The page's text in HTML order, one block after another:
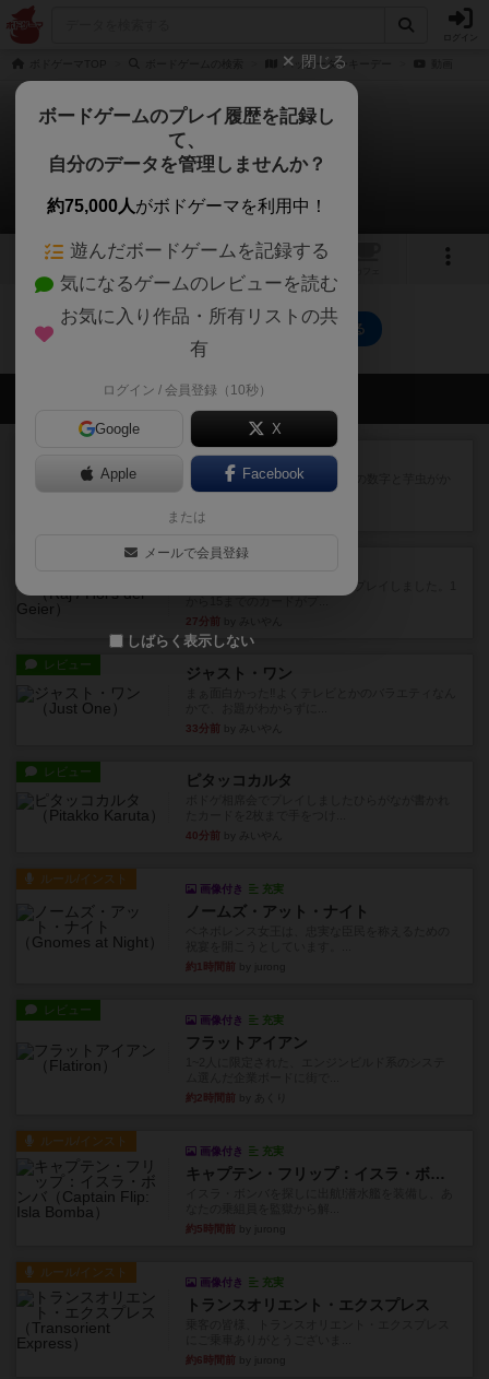
ハッピーターキーデー
ハッピーターキーデー
0件の動画
ハッピーターキーデーのトップに戻る
会員の新しい投稿
ヘックメック
サイコロゲームです1から5までの数字と芋虫がか
かれたダイス。これを振っ...
19分前
超有名なゲームですが、初めてプレイしました。1
27分前
レビュー ジャスト・ワン
33分前
レビュー ピタッコカルタ
40分前
ルール/インスト
画像付き 充実
ノームズ・アット・ナイト
約1時間前
レビュー
画像付き 充実
フラットアイアン
約2時間前
ルール/インスト
画像付き 充実
キャプテン・フリップ：イスラ・ボンバ
約5時間前
ルール/インスト
画像付き 充実
トランスオリエント・エクスプレス
約6時間前
閉じる
ボードゲームのプレイ履歴を記録し
て、
自分のデータを管理しませんか？
約75,000人がボドゲーマを利用中！
遊んだボードゲームを記録する
気になるゲームのレビューを読む
お気に入り作品・所有リストの共
有
ログイン / 会員登録（10秒）
Google X
Apple Facebook
または
メールで会員登録
しばらく表示しない